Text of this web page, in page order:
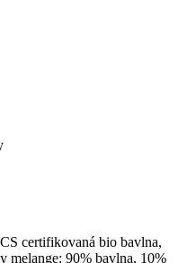
certifikovaná bio bavlna,
melange: 90% bavlna, 10%